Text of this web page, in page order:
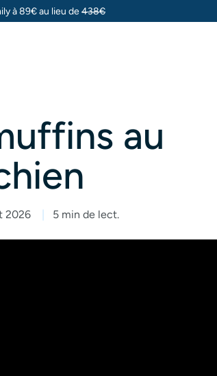
à 89€ au lieu de438€
au
2026 5 min de lect.